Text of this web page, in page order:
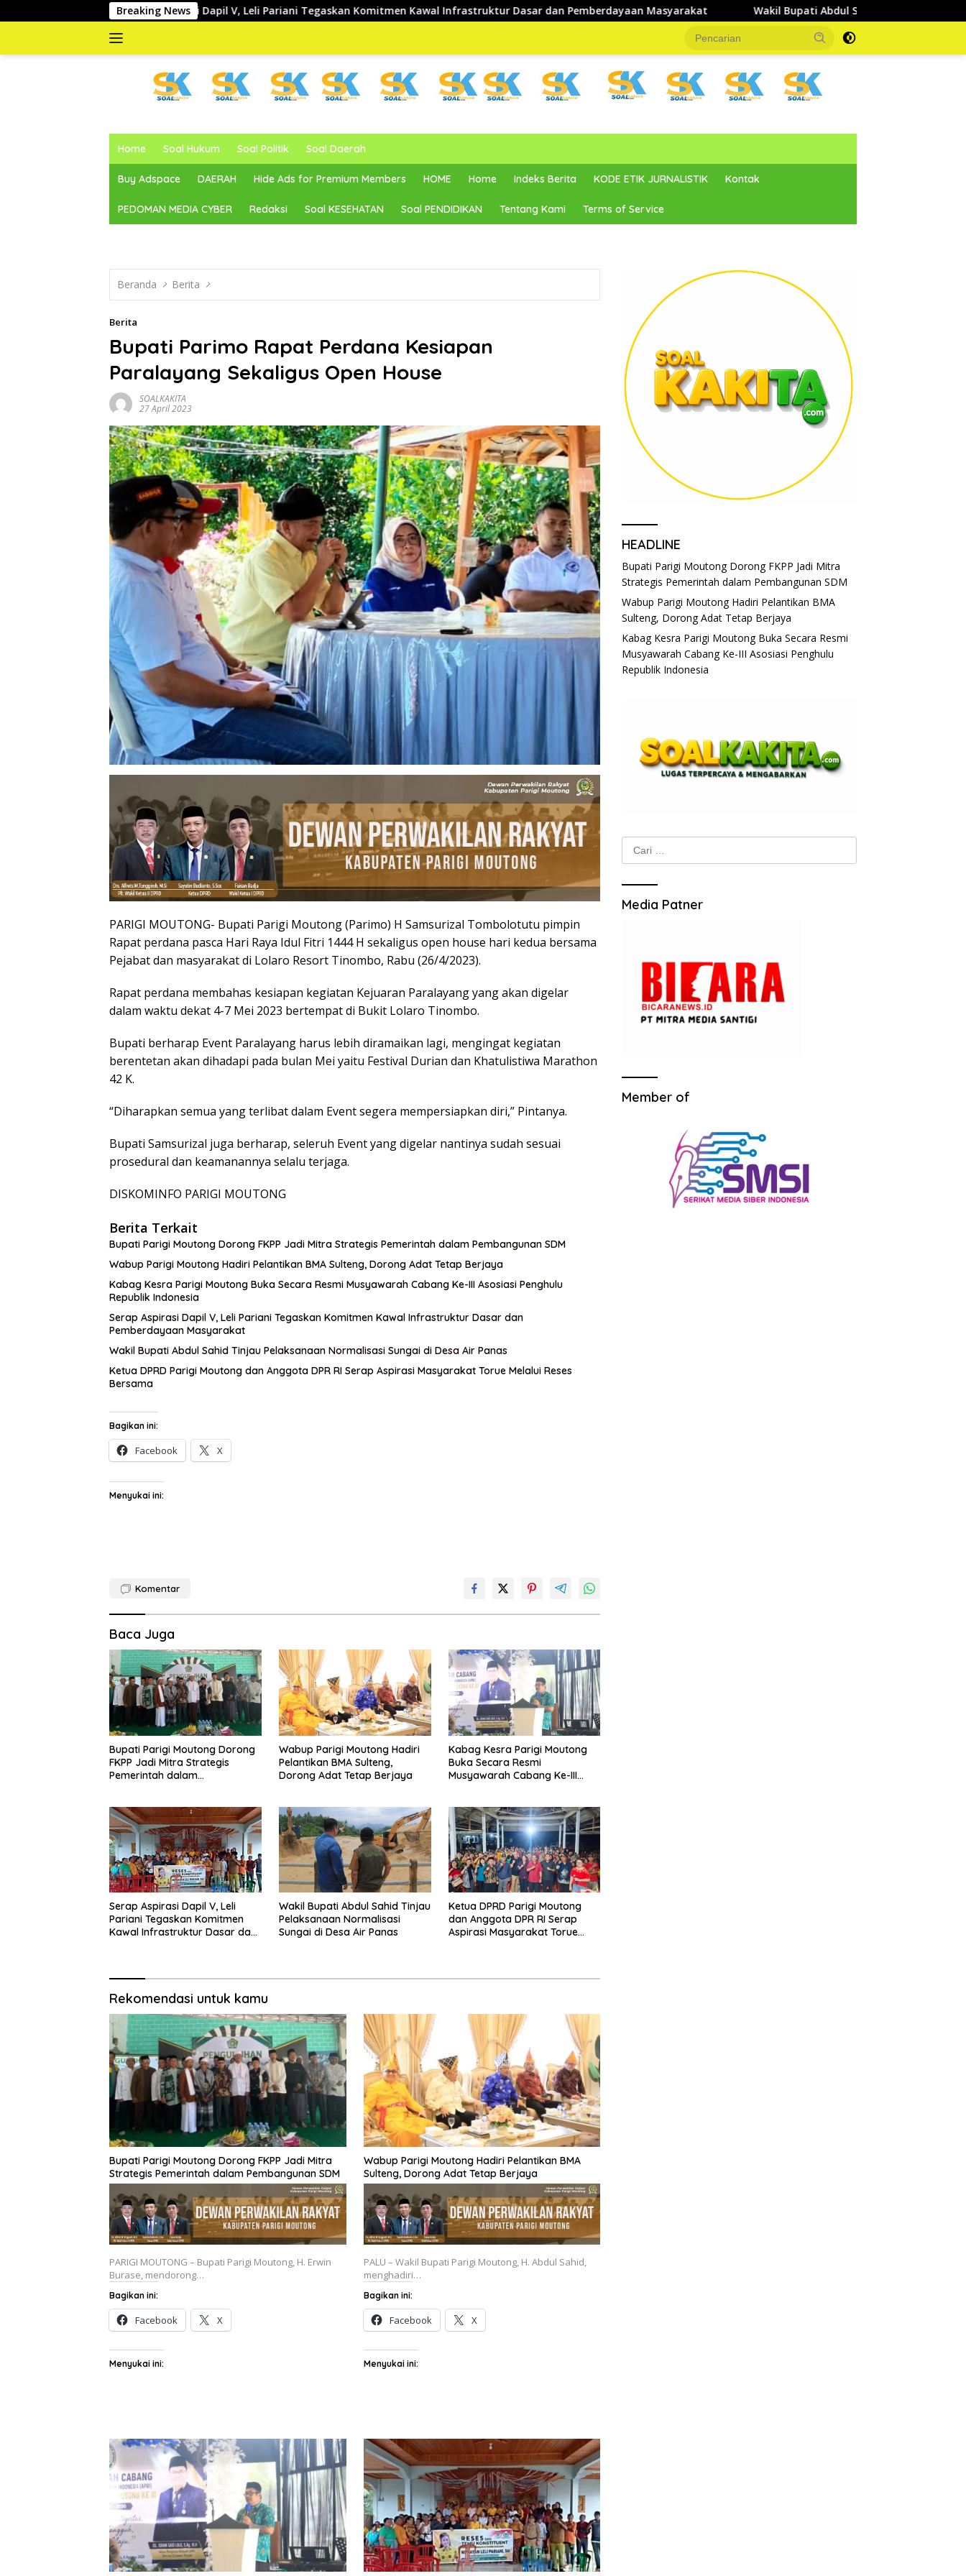
ke
Breaking News
Aspirasi Dapil V, Leli Pariani Tegaskan Komitmen Kawal Infrastruktur Dasar dan Pemberdayaan Masyarakat Wakil Bupati Abdul Sahid Tinjau Pelaksanaan Normalisasi Sungai di
dan
Home Soal Hukum Soal Politik Soal Daerah
Buy Adspace DAERAH Hide Ads for Premium Members HOME Home Indeks Berita KODE ETIK JURNALISTIK Kontak
PEDOMAN MEDIA CYBER Redaksi Soal KESEHATAN Soal PENDIDIKAN Tentang Kami Terms of Service
Beranda Berita
Berita
Bupati Parimo Rapat Perdana Kesiapan
Paralayang Sekaligus Open House
SOALKAKITA
27 April 2023
PARIGI MOUTONG- Bupati Parigi Moutong (Parimo) H Samsurizal Tombolotutu pimpin
Rapat perdana pasca Hari Raya Idul Fitri 1444 H sekaligus open house hari kedua bersama
Pejabat dan masyarakat di Lolaro Resort Tinombo, Rabu (26/4/2023).
Rapat perdana membahas kesiapan kegiatan Kejuaran Paralayang yang akan digelar
dalam waktu dekat 4-7 Mei 2023 bertempat di Bukit Lolaro Tinombo.
Bupati berharap Event Paralayang harus lebih diramaikan lagi, mengingat kegiatan
berentetan akan dihadapi pada bulan Mei yaitu Festival Durian dan Khatulistiwa Marathon
42 K.
“Diharapkan semua yang terlibat dalam Event segera mempersiapkan diri,” Pintanya.
Bupati Samsurizal juga berharap, seleruh Event yang digelar nantinya sudah sesuai
prosedural dan keamanannya selalu terjaga.
DISKOMINFO PARIGI MOUTONG
Berita Terkait
Bupati Parigi Moutong Dorong FKPP Jadi Mitra Strategis Pemerintah dalam Pembangunan SDM
Wabup Parigi Moutong Hadiri Pelantikan BMA Sulteng, Dorong Adat Tetap Berjaya
Kabag Kesra Parigi Moutong Buka Secara Resmi Musyawarah Cabang Ke-III Asosiasi Penghulu
Republik Indonesia
Serap Aspirasi Dapil V, Leli Pariani Tegaskan Komitmen Kawal Infrastruktur Dasar dan
Pemberdayaan Masyarakat
Wakil Bupati Abdul Sahid Tinjau Pelaksanaan Normalisasi Sungai di Desa Air Panas
Ketua DPRD Parigi Moutong dan Anggota DPR RI Serap Aspirasi Masyarakat Torue Melalui Reses
Bersama
Bagikan ini:
Facebook X
Menyukai ini:
Komentar
Baca Juga
Bupati Parigi Moutong Dorong
FKPP Jadi Mitra Strategis
Pemerintah dalam
Wabup Parigi Moutong Hadiri
Pelantikan BMA Sulteng,
Dorong Adat Tetap Berjaya
Kabag Kesra Parigi Moutong
Buka Secara Resmi
Musyawarah Cabang Ke-III
Serap Aspirasi Dapil V, Leli
Pariani Tegaskan Komitmen
Kawal Infrastruktur Dasar dan
Wakil Bupati Abdul Sahid Tinjau
Pelaksanaan Normalisasi
Sungai di Desa Air Panas
Ketua DPRD Parigi Moutong
dan Anggota DPR RI Serap
Aspirasi Masyarakat Torue
Rekomendasi untuk kamu
Bupati Parigi Moutong Dorong FKPP Jadi Mitra
Strategis Pemerintah dalam Pembangunan SDM
PARIGI MOUTONG – Bupati Parigi Moutong, H. Erwin
Burase, mendorong…
Bagikan ini:
Facebook X
Menyukai ini:
Wabup Parigi Moutong Hadiri Pelantikan BMA
Sulteng, Dorong Adat Tetap Berjaya
PALU – Wakil Bupati Parigi Moutong, H. Abdul Sahid,
menghadiri…
Bagikan ini:
Facebook X
Menyukai ini:
HEADLINE
Bupati Parigi Moutong Dorong FKPP Jadi Mitra
Strategis Pemerintah dalam Pembangunan SDM
Wabup Parigi Moutong Hadiri Pelantikan BMA
Sulteng, Dorong Adat Tetap Berjaya
Kabag Kesra Parigi Moutong Buka Secara Resmi
Musyawarah Cabang Ke-III Asosiasi Penghulu
Republik Indonesia
Cari
untuk:
Media Patner
Member of